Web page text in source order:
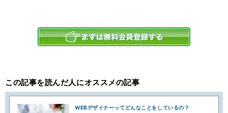
この記事を読んだ人にオススメの記事
WEBデザイナーってどんなことをしているの？